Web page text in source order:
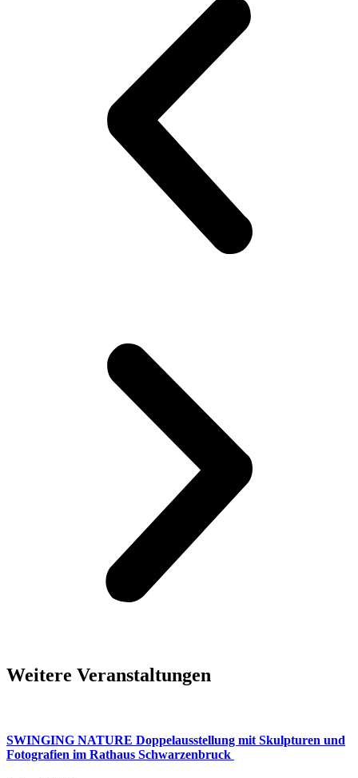
Weitere Veranstaltungen
SWINGING NATURE Doppelausstellung mit Skulpturen und
Fotografien im Rathaus Schwarzenbruck